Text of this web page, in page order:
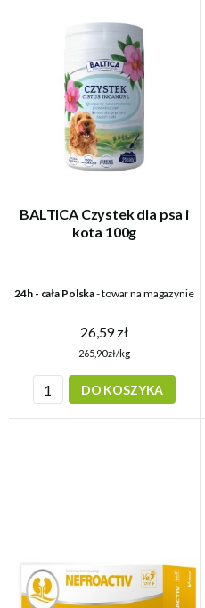
BALTICA Czystek dla psa i
kota 100g
24h - cała Polska- towar na magazynie
26,59 zł
265,90 zł/kg
DO KOSZYKA